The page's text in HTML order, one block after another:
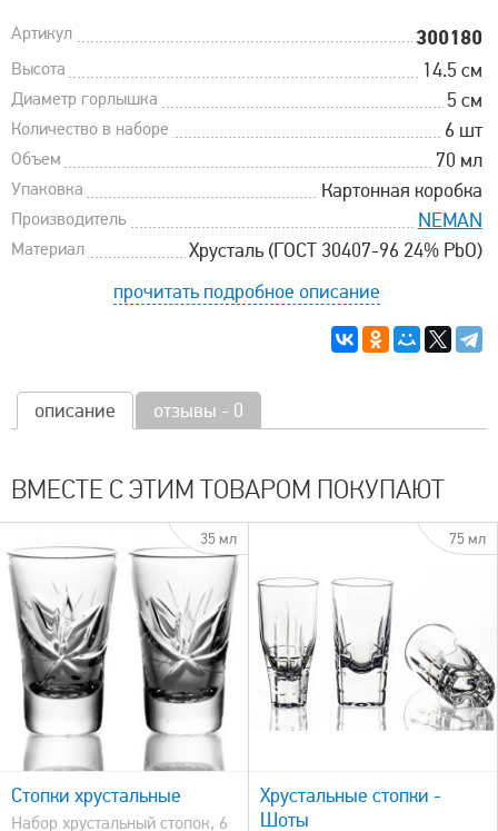
Артикул 300180
Высота 14.5 см
Диаметр горлышка 5 см
Количество в наборе 6 шт
Объем 70 мл
Упаковка Картонная коробка
Производитель NEMAN
Материал
Хрусталь (ГОСТ 30407-96 24% PbO)
прочитать подробное описание
описание отзывы - 0
ВМЕСТЕ С ЭТИМ ТОВАРОМ ПОКУПАЮТ
35 мл
Стопки хрустальные
Набор хрустальный стопок, 6
75 мл
быстрый просмотр
Хрустальные стопки -
Шоты